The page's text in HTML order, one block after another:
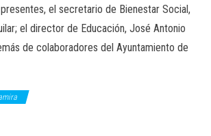
el secretario de Bienestar Social,
el director de Educación, José Antonio
de colaboradores del Ayuntamiento de